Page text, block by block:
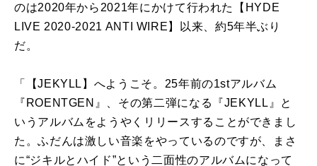
のは2020年から2021年にかけて行われた【HYDE
LIVE 2020-2021 ANTI WIRE】以来、約5年半ぶり
だ。
「【JEKYLL】へようこそ。25年前の1stアルバム
『ROENTGEN』、その第二弾になる『JEKYLL』と
いうアルバムをようやくリリースすることができまし
た。ふだんは激しい音楽をやっているのですが、まさ
に“ジキルとハイド”という二面性のアルバムになって